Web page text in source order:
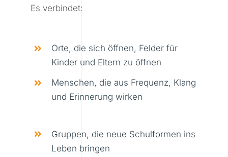
Es verbindet:
Orte, die sich öffnen, Felder für
Kinder und Eltern zu öffnen
Menschen, die aus Frequenz, Klang
und Erinnerung wirken
Gruppen, die neue Schulformen ins
Leben bringen